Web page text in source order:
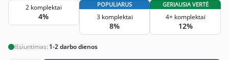
2 komplektai
4%
POPULIARUS
3 komplektai
8%
GERIAUSIA VERTĖ
4+ komplektai
12%
Išsiuntimas: 1-2 darbo dienos